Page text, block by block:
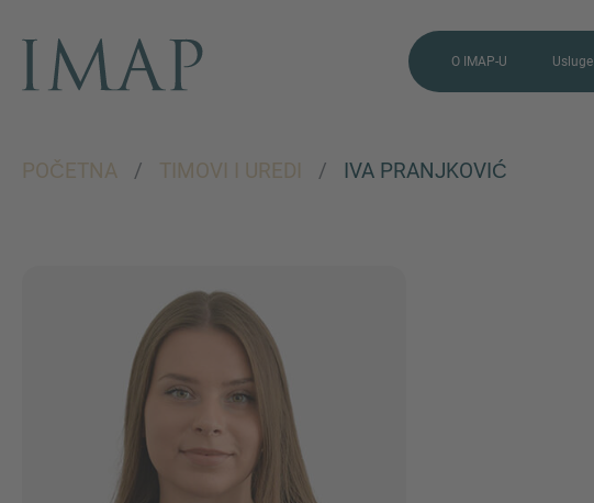
O IMAP-U Usluge
POČETNA / TIMOVI I UREDI / IVA PRANJKOVIĆ
NAS
Želimo vas čuti. Naš tim je
uvijek dostupan za